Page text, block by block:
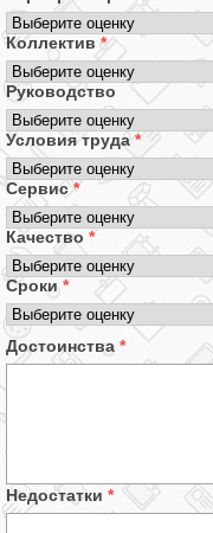
Коллектив*
Руководство
Условия труда*
Сервис*
Качество *
Сроки *
Достоинства *
Недостатки *